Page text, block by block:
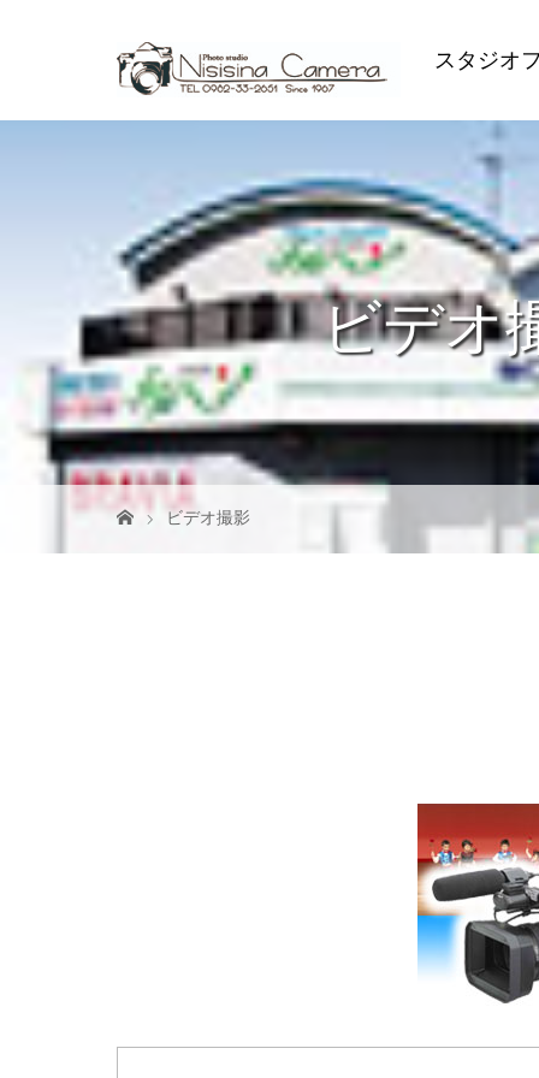
スタジオ
ビデオ
ビデオ撮影